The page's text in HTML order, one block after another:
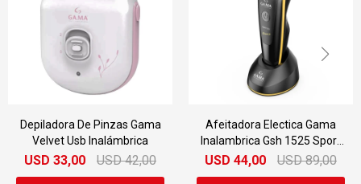
Afeitadora Electica Gama
Inalambrica Gsh 1525 Sport
Usb
USD 44,00 USD 89,00
Combo Afeitadora Gama
Sport Gsh987 + Clipper
Gt557 Sport
USD 69,00 USD 119,00